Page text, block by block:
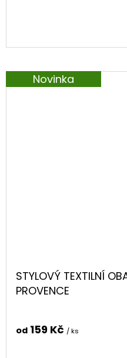
Novinka
STYLOVÝ TEXTILNÍ
PROVENCE
od 159 Kč / ks